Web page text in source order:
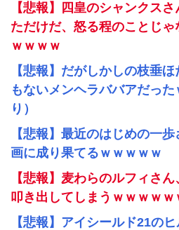
【悲報】四皇のシャンクス
ただけだ、怒る程のことじ
ｗｗｗｗ
【悲報】だがしかしの枝垂
もないメンヘラババアだっ
り）
【悲報】最近のはじめの一
画に成り果てるｗｗｗｗｗ
【悲報】麦わらのルフィさ
叩き出してしまうｗｗｗｗｗ
【悲報】アイシールド21の